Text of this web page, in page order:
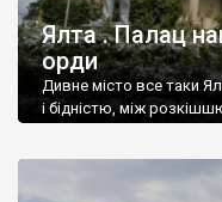
Ялта . Палац
орди
Дивне місто все таки
і бідністю, між